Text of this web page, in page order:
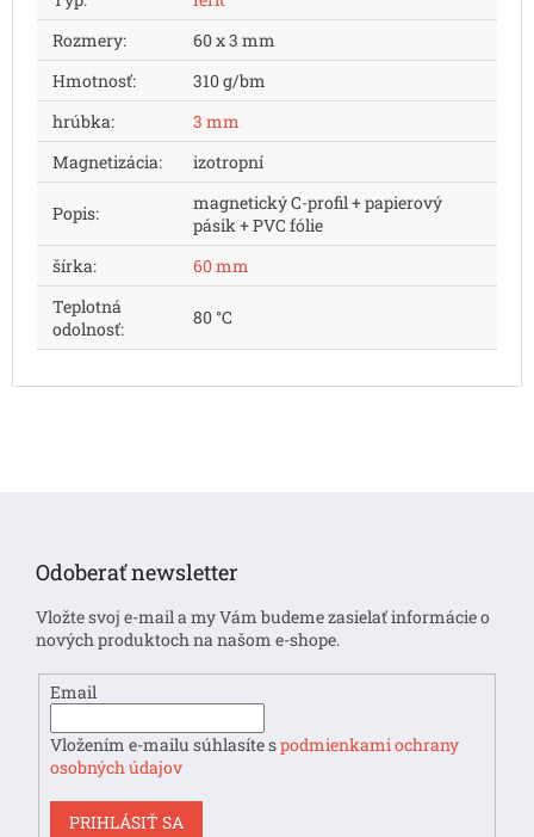
Rozmery:
60 x 3 mm
Hmotnosť:
310 g/bm
hrúbka:
3 mm
Magnetizácia: izotropní
Popis:
magnetický C-profil + papierový
pásik + PVC fólie
šírka:
60 mm
Teplotná
odolnosť:
80 °C
Odoberať newsletter
Vložte svoj e-mail a my Vám budeme zasielať informácie o
nových produktoch na našom e-shope.
Email
Vložením e-mailu súhlasíte spodmienkami ochrany
osobných údajov
PRIHLÁSIŤ SA